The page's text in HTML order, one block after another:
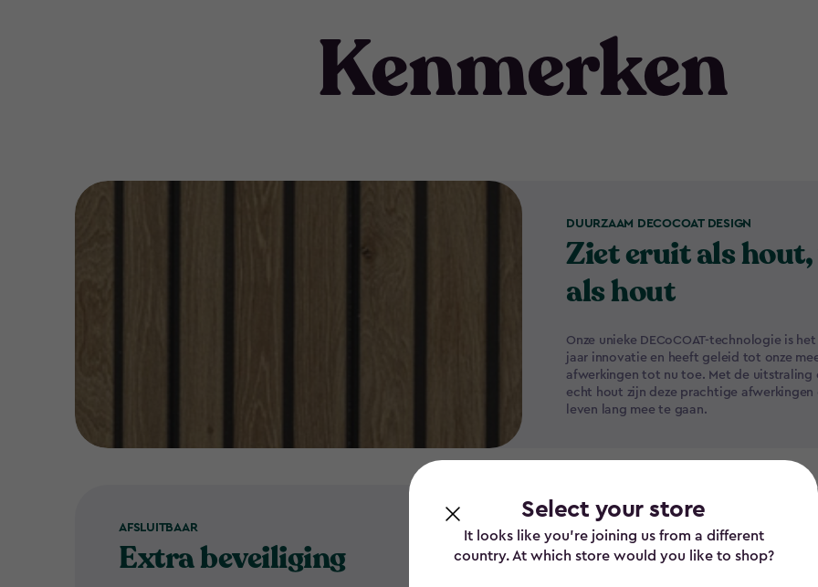
Select your store
It looks like you’re joining us from a different
country. At which store would you like to shop?
Kenmerken
DUURZAAM DECOCOAT DESIGN
Ziet eruit als
als hout
Onze unieke DECoCOAT-technologie is
jaar innovatie en heeft geleid tot onze
afwerkingen tot nu toe. Met de uitstraling
echt hout zijn deze prachtige afwerkingen
leven lang mee te gaan.
AFSLUITBAAR
Extra beveiliging